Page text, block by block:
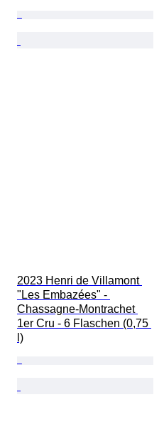
2023 Henri de Villamont
"Les Embazées" -
Chassagne-Montrachet
1er Cru - 6 Flaschen (0,75
l)